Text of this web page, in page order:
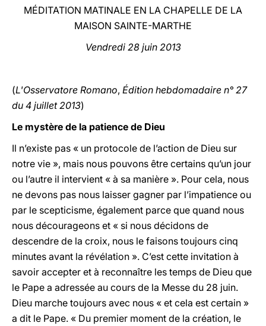
中文
LATINE
MÉDITATION MATINALE EN LA CHAPELLE DE LA
MAISON SAINTE-MARTHE
Vendredi28 juin 2013
(L'Osservatore Romano, Édition hebdomadaire n° 27
du 4 juillet 2013)
Le mystère de la patience de Dieu
Il n’existe pas « un protocole de l’action de Dieu sur
notre vie », mais nous pouvons être certains qu’un jour
ou l’autre il intervient « à sa manière ». Pour cela, nous
ne devons pas nous laisser gagner par l’impatience ou
par le scepticisme, également parce que quand nous
nous décourageons et « si nous décidons de
descendre de la croix, nous le faisons toujours cinq
minutes avant la révélation ». C’est cette invitation à
savoir accepter et à reconnaître les temps de Dieu que
le Pape a adressée au cours de la Messe du 28 juin.
Dieu marche toujours avec nous « et cela est certain »
a dit le Pape. « Du premier moment de la création, le